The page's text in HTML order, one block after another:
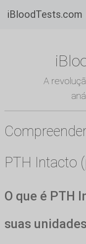
iBloodTests.com
A
PTH Intacto
O que é PTH
suas